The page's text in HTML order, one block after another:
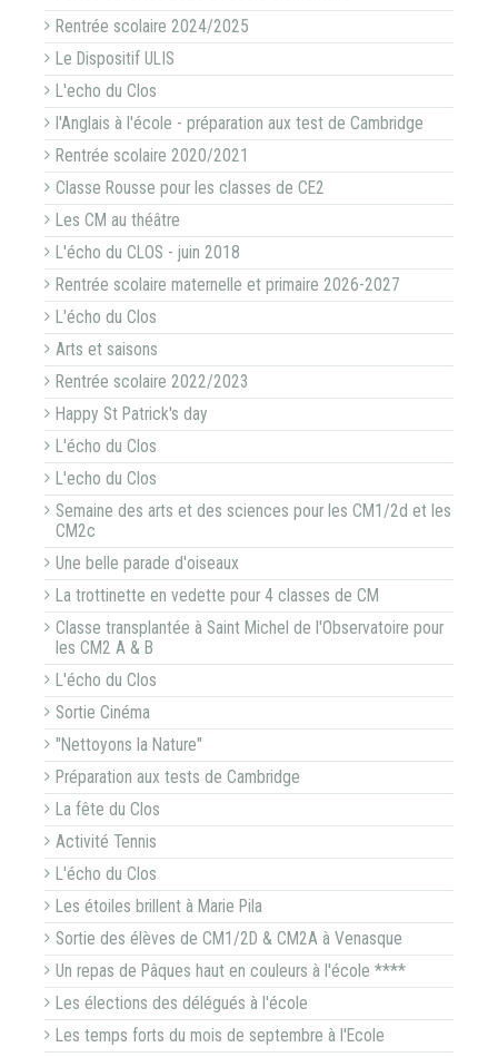
Rentrée scolaire 2024/2025
Le Dispositif ULIS
L'echo du Clos
l'Anglais à l'école - préparation aux test de Cambridge
Rentrée scolaire 2020/2021
Classe Rousse pour les classes de CE2
Les CM au théâtre
L'écho du CLOS - juin 2018
Rentrée scolaire maternelle et primaire 2026-2027
L'écho du Clos
Arts et saisons
Rentrée scolaire 2022/2023
Happy St Patrick's day
L'écho du Clos
L'echo du Clos
Semaine des arts et des sciences pour les CM1/2d et les
CM2c
Une belle parade d'oiseaux
La trottinette en vedette pour 4 classes de CM
Classe transplantée à Saint Michel de l'Observatoire pour
les CM2 A & B
L'écho du Clos
Sortie Cinéma
"Nettoyons la Nature"
Préparation aux tests de Cambridge
La fête du Clos
Activité Tennis
L'écho du Clos
Les étoiles brillent à Marie Pila
Sortie des élèves de CM1/2D & CM2A à Venasque
Un repas de Pâques haut en couleurs à l'école ****
Les élections des délégués à l'école
Les temps forts du mois de septembre à l'Ecole